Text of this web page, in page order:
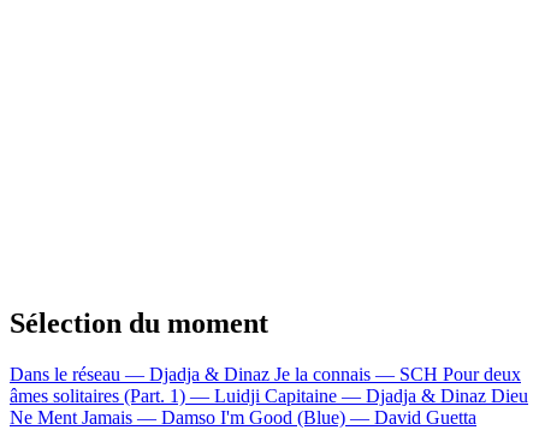
Sélection du moment
Dans le réseau — Djadja & Dinaz Je la connais — SCH Pour deux
âmes solitaires (Part. 1) — Luidji Capitaine — Djadja & Dinaz Dieu
Ne Ment Jamais — Damso I'm Good (Blue) — David Guetta